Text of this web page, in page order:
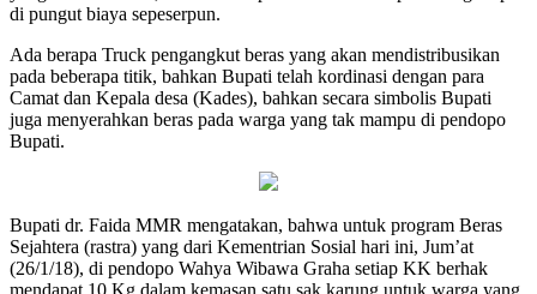
di pungut biaya sepeserpun.
Ada berapa Truck pengangkut beras yang akan mendistribusikan
pada beberapa titik, bahkan Bupati telah kordinasi dengan para
Camat dan Kepala desa (Kades), bahkan secara simbolis Bupati
juga menyerahkan beras pada warga yang tak mampu di pendopo
Bupati.
Bupati dr. Faida MMR mengatakan, bahwa untuk program Beras
Sejahtera (rastra) yang dari Kementrian Sosial hari ini, Jum’at
(26/1/18), di pendopo Wahya Wibawa Graha setiap KK berhak